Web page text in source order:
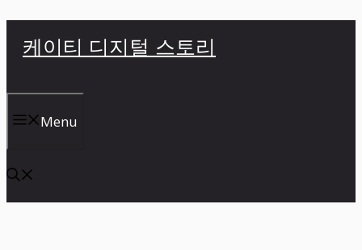
너
뛰
기
케이티 디지털 스토리
Menu